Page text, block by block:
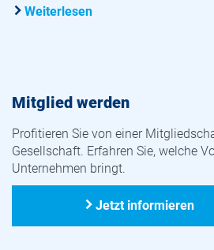
Weiterlesen
Mitglied werden
Profitieren Sie von einer
Gesellschaft. Erfahren Sie, welche
Unternehmen bringt.
Jetzt informieren